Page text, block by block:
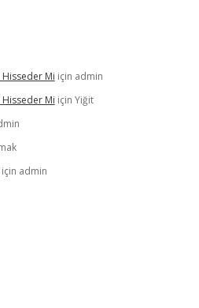
Hisseder Mi için admin
Hisseder Mi için Yiğit
admin